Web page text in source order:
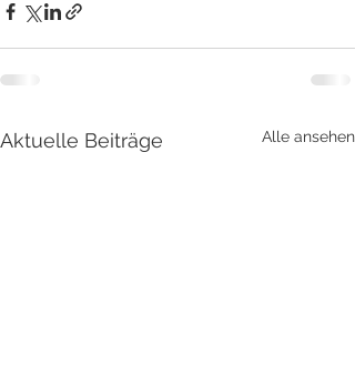
Aktuelle Beiträge Alle ansehen